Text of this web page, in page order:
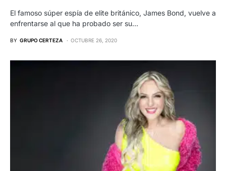
El famoso súper espía de elite británico, James Bond, vuelve a
enfrentarse al que ha probado ser su…
BY GRUPO CERTEZA OCTUBRE 26, 2020